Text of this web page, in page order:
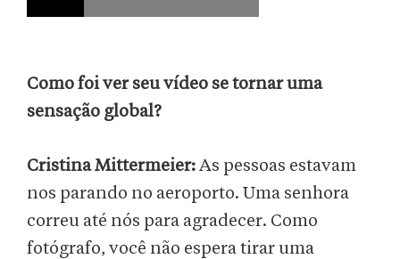
Como foi ver seu vídeo se tornar uma
sensação global?
Cristina Mittermeier:As pessoas estavam
nos parando no aeroporto. Uma senhora
correu até nós para agradecer. Como
fotógrafo, você não espera tirar uma